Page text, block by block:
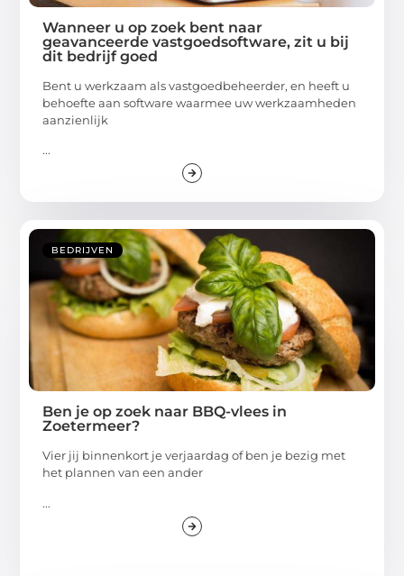
Wanneer u op zoek bent naar
geavanceerde vastgoedsoftware, zit u bij
dit bedrijf goed
Bent u werkzaam als vastgoedbeheerder, en heeft u
behoefte aan software waarmee uw werkzaamheden
aanzienlijk
...
BEDRIJVEN
Ben je op zoek naar BBQ-vlees in
Zoetermeer?
Vier jij binnenkort je verjaardag of ben je bezig met
het plannen van een ander
...